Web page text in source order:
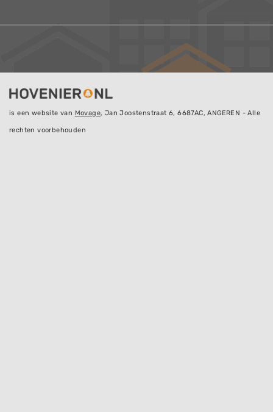
is een website van Movage, Jan Joostenstraat 6, 6687AC, ANGEREN - Alle
rechten voorbehouden